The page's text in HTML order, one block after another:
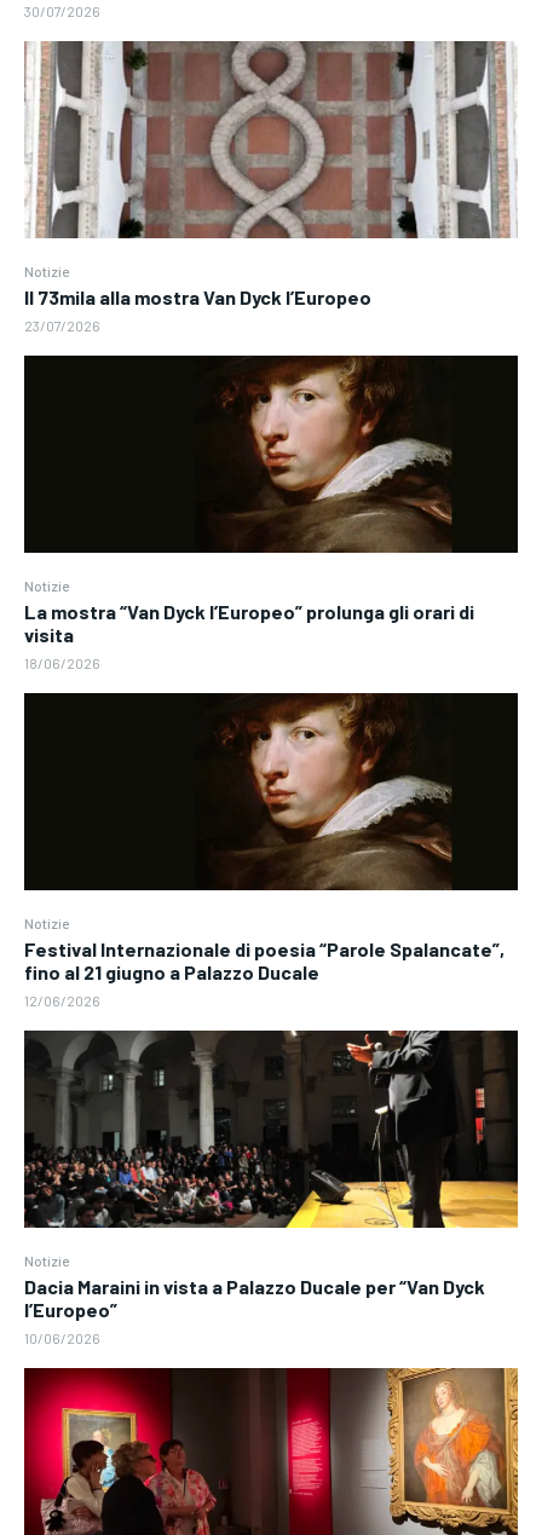
30/07/2026
Notizie
Il 73mila alla mostra Van Dyck l’Europeo
23/07/2026
Notizie
La mostra “Van Dyck l’Europeo” prolunga gli orari di
visita
18/06/2026
Notizie
Festival Internazionale di poesia “Parole Spalancate”,
fino al 21 giugno a Palazzo Ducale
12/06/2026
Notizie
Dacia Maraini in vista a Palazzo Ducale per “Van Dyck
l’Europeo”
10/06/2026